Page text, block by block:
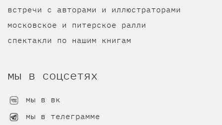
встречи с авторами и иллюстраторами
московское и питерское ралли
спектакли по нашим книгам
мы в соцсетях
мы в вк
мы в телеграмме